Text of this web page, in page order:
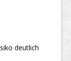
deutlich